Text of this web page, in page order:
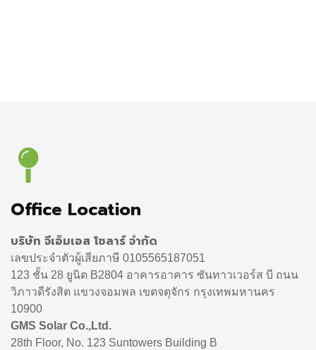
Office Location
บริษัท จีเอ็มเอส โซลาร์ จำกัด
เลขประจำตัวผู้เสียภาษี 0105565187051
123 ชั้น 28 ยูนิต B2804 อาคารอาคาร ซันทาวเวอร์ส บี ถนน
วิภาวดีรังสิต แขวงจอมพล เขตจตุจักร กรุงเทพมหานคร
10900
GMS Solar Co.,Ltd.
28th Floor, No. 123 Suntowers Building B